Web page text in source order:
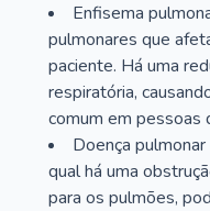
Enfisema
pulmonares que
paciente. Há uma
respiratória,
comum em pessoas
Doença
qual há uma
para os pulmões,